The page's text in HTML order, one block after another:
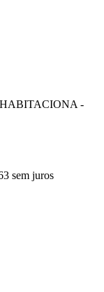
-
sem juros